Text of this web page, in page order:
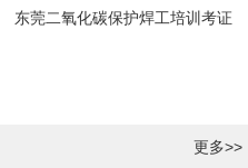
东莞二氧化碳保护焊工培训考证
更多>>